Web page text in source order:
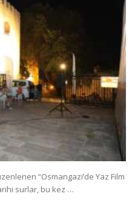
“Osmangazi’de Yaz Film
surlar, bu kez …